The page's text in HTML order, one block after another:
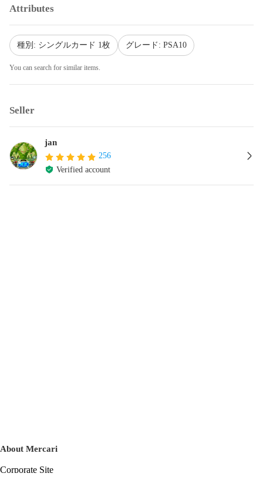
Attributes
種別: シングルカード 1枚 グレード: PSA10
You can search for similar items.
Seller
jan
256
Verified account
About Mercari
Corporate Site